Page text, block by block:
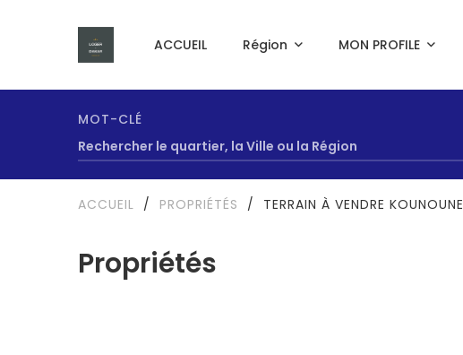
ACCUEIL Région MON PROFILE
MOT-CLÉ
Propriétés
ACCUEIL / PROPRIÉTÉS / TERRAIN À VENDRE KOUNOUNE